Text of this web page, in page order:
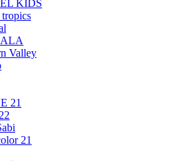
KIDS
Valley
21
21